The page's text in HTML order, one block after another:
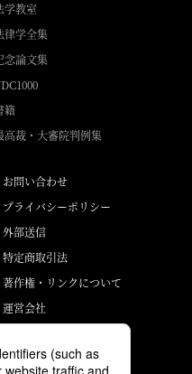
学教室
律学全集
念論文集
籍
高裁・大審院判例集
お問い合わせ
プライバシーポリシー
外部送信
特定商取引法
著作権・リンクについて
運営会社